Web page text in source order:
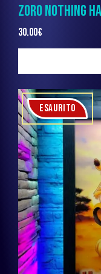
ZORO NOTHING
30.00€
ESAURITO